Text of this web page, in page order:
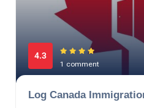
4.3
1 comment
Log Canada